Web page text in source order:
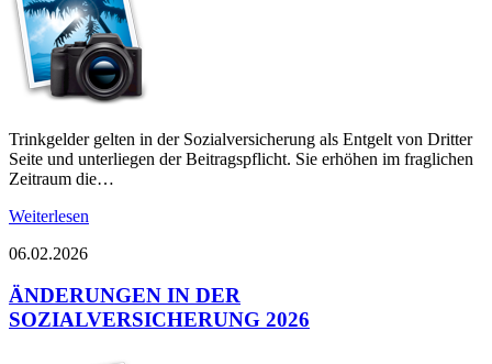
Trinkgelder gelten in der Sozialversicherung als Entgelt von Dritter
Seite und unterliegen der Beitragspflicht. Sie erhöhen im fraglichen
Zeitraum die…
Weiterlesen
06.02.2026
ÄNDERUNGEN IN DER
SOZIALVERSICHERUNG 2026